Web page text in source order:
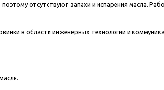
отсутствуют запахи и испарения масла.
в области инженерных технологий и